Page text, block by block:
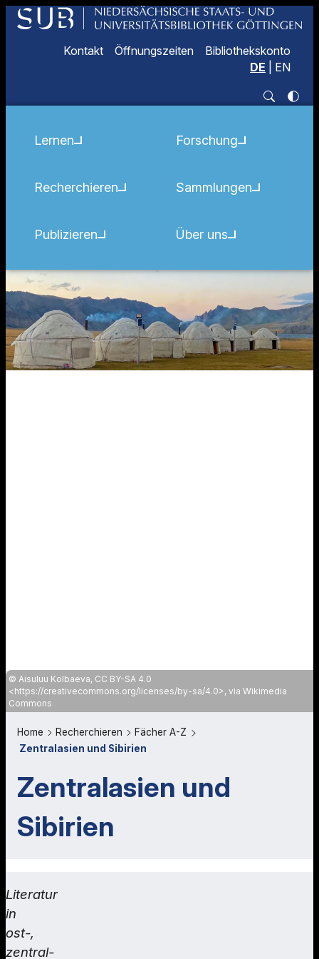
Kontakt Öffnungszeiten
Bibliothekskonto
DE
EN
Lernen
Recherchieren
Publizieren
Forschung
Sammlungen
Über uns
Aisuluu Kolbaeva, CC BY-SA 4.0
<https://creativecommons.org/licenses/by-sa/4.0>, via Wikimedia
Commons
Home Recherchieren
Fächer A-Z
Zentralasien und Sibirien
Zentralasien und
Sibirien
Literatur
in
ost-,
zentral-